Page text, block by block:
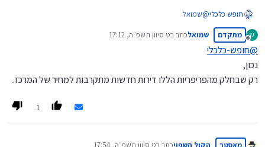
חופש כלכלי@שמואל
כך שהבעיה נפתרה.
כל אחד יכול לבחור מה שקרוב ללבו.
ש
מנותק
מתקדם שמואלכתב בט סיוון תשפ״ה, 17:12
נערך לאחרונה על ידי
@חופש-כלכלי
נכון,
רק שבחלק מהפריפריות הללו דירות חדשות מתקרבות למחיר של המרכז..
1